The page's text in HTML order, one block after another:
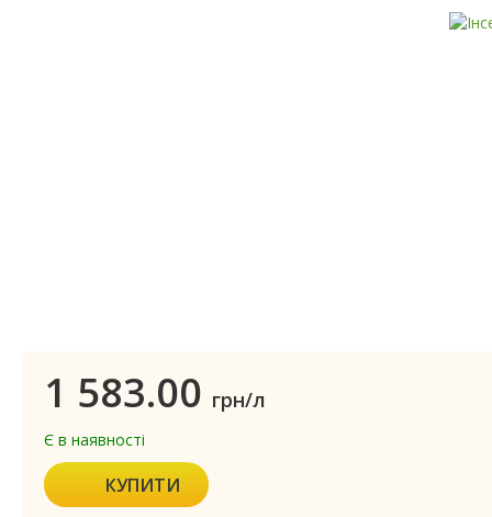
1 583.00 грн/л
Є в наявності
КУПИТИ